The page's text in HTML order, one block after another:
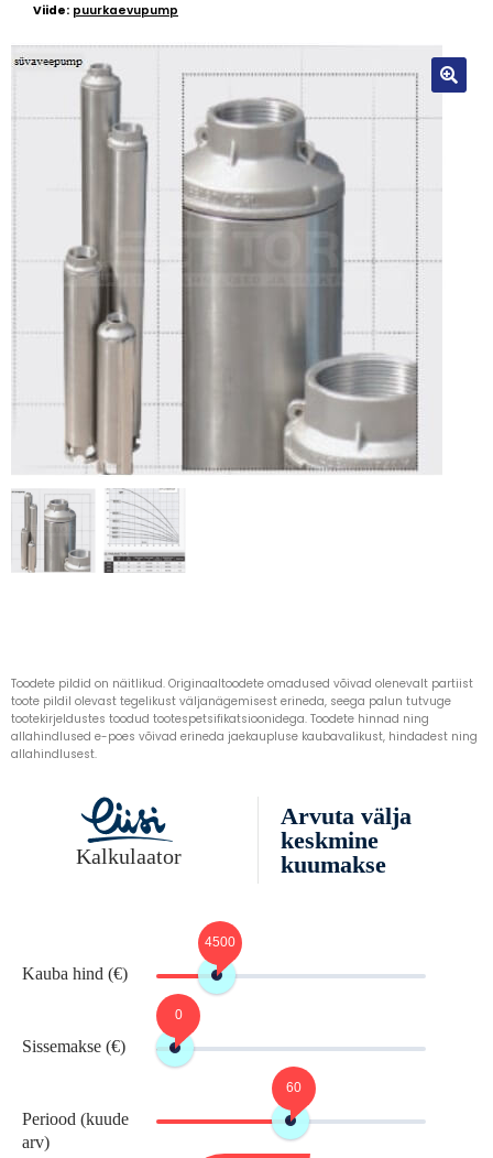
Toodete pildid on näitlikud. Originaaltoodete omadused võivad olenevalt partiist
toote pildil olevast tegelikust väljanägemisest erineda, seega palun tutvuge
tootekirjeldustes toodud tootespetsifikatsioonidega. Toodete hinnad ning
allahindlused e-poes võivad erineda jaekaupluse kaubavalikust, hindadest ning
allahindlusest.
Viide: puurkaevupump